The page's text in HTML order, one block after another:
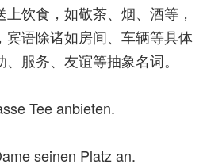
上饮食，如敬茶、烟、酒等，
宾语除诸如房间、车辆等具体
服务、友谊等抽象名词。
Tee anbieten.
seinen Platz an.